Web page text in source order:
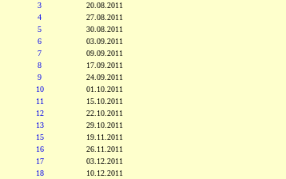
3
20.08.2011
4
27.08.2011
5
30.08.2011
6
03.09.2011
7
09.09.2011
8
17.09.2011
9
24.09.2011
10
01.10.2011
11
15.10.2011
12
22.10.2011
13
29.10.2011
15
19.11.2011
16
26.11.2011
17
03.12.2011
18
10.12.2011